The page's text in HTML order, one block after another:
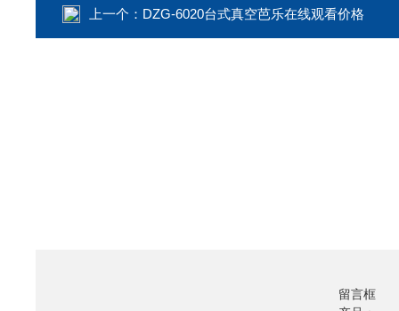
上一个： DZG-6020台式真空芭乐在线观看价格
留言框